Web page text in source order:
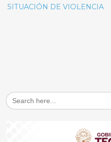
SITUACIÓN DE VIOLENCIA
Search
for: